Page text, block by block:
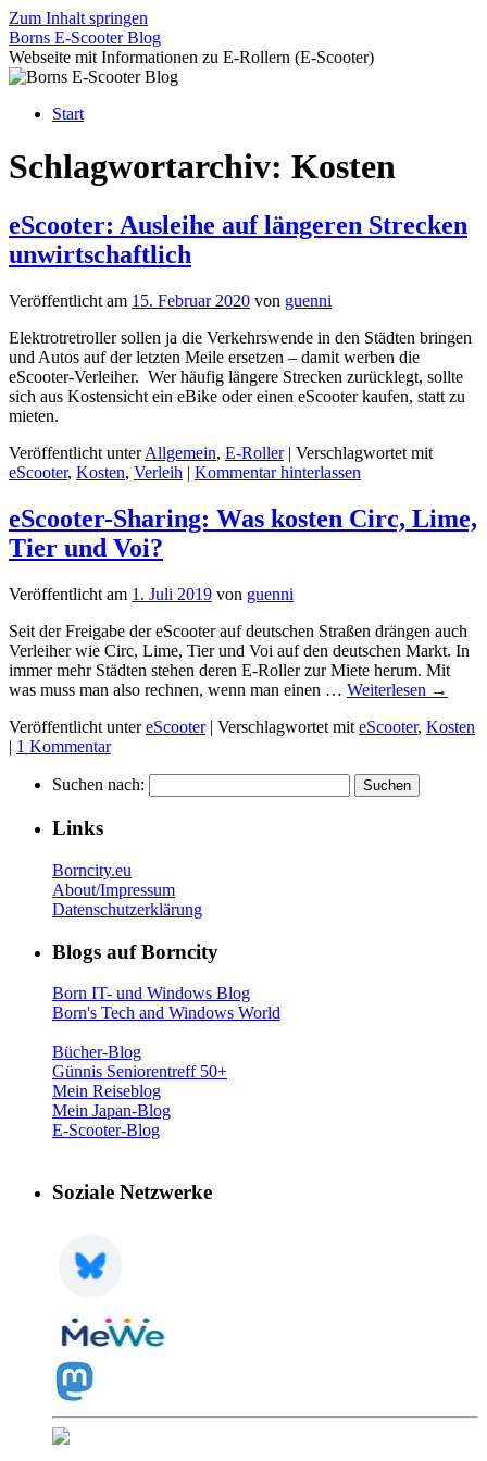
Zum Inhalt springen
Borns E-Scooter Blog
Webseite mit Informationen zu E-Rollern (E-Scooter)
Start
Schlagwortarchiv: Kosten
eScooter: Ausleihe auf längeren Strecken
unwirtschaftlich
Veröffentlicht am 15. Februar 2020 von guenni
Elektrotretroller sollen ja die Verkehrswende in den Städten bringen
und Autos auf der letzten Meile ersetzen – damit werben die
eScooter-Verleiher. Wer häufig längere Strecken zurücklegt, sollte
sich aus Kostensicht ein eBike oder einen eScooter kaufen, statt zu
mieten.
Veröffentlicht unter Allgemein, E-Roller | Verschlagwortet mit
eScooter, Kosten, Verleih | Kommentar hinterlassen
eScooter-Sharing: Was kosten Circ, Lime,
Tier und Voi?
Veröffentlicht am 1. Juli 2019 von guenni
Seit der Freigabe der eScooter auf deutschen Straßen drängen auch
Verleiher wie Circ, Lime, Tier und Voi auf den deutschen Markt. In
immer mehr Städten stehen deren E-Roller zur Miete herum. Mit
was muss man also rechnen, wenn man einen … Weiterlesen →
Veröffentlicht unter eScooter | Verschlagwortet mit eScooter, Kosten
| 1 Kommentar
Suchen nach:
Links
Borncity.eu
About/Impressum
Datenschutzerklärung
Blogs auf Borncity
Born IT- und Windows Blog
Born's Tech and Windows World
Bücher-Blog
Günnis Seniorentreff 50+
Mein Reiseblog
Mein Japan-Blog
E-Scooter-Blog
Soziale Netzwerke